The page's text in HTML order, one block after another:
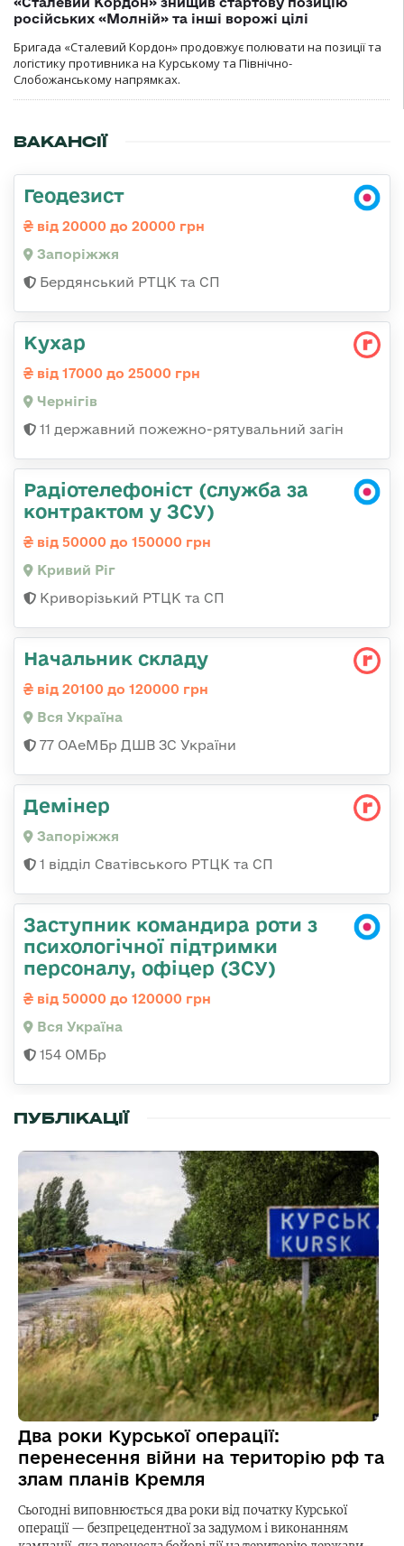
російських «Молній» та інші ворожі цілі
Бригада «Сталевий Кордон» продовжує полювати на позиції та
логістику противника на Курському та Північно-
Слобожанському напрямках.
ВАКАНСІЇ
Геодезист
від 20000 до 20000 грн
Запоріжжя
Бердянський РТЦК та СП
Кухар
від 17000 до 25000 грн
Чернігів
11 державний пожежно-рятувальний загін
Радіотелефоніст (служба за
контрактом у ЗСУ)
від 50000 до 150000 грн
Кривий Ріг
Криворізький РТЦК та СП
Начальник складу
від 20100 до 120000 грн
Вся Україна
77 ОАеМБр ДШВ ЗС України
Демінер
Запоріжжя
1 відділ Сватівського РТЦК та СП
Заступник командира роти з
психологічної підтримки
персоналу, офіцер (ЗСУ)
від 50000 до 120000 грн
Вся Україна
154 ОМБр
ПУБЛІКАЦІЇ
Два роки Курської операції:
перенесення війни на територію рф та
злам планів Кремля
Сьогодні виповнюється два роки від початку Курської
операції — безпрецедентної за задумом і виконанням